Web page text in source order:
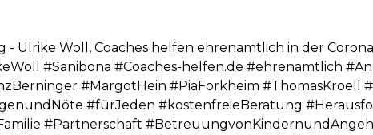
Ulrike Woll, Coaches helfen ehrenamtlich in der
#Sanibona #Coaches-helfen.de #ehrenamtlich
#MargotHein #PiaForkheim #ThomasKroell
#fürJeden #kostenfreieBeratung
#Partnerschaft